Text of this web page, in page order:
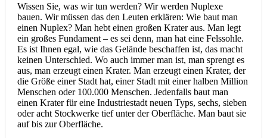
Wissen Sie, was wir tun werden? Wir werden Nuplexe
bauen. Wir müssen das den Leuten erklären: Wie baut man
einen Nuplex? Man hebt einen großen Krater aus. Man legt
ein großes Fundament – es sei denn, man hat eine Felssohle.
Es ist Ihnen egal, wie das Gelände beschaffen ist, das macht
keinen Unterschied. Wo auch immer man ist, man sprengt es
aus, man erzeugt einen Krater. Man erzeugt einen Krater, der
die Größe einer Stadt hat, einer Stadt mit einer halben Million
Menschen oder 100.000 Menschen. Jedenfalls baut man
einen Krater für eine Industriestadt neuen Typs, sechs, sieben
oder acht Stockwerke tief unter der Oberfläche. Man baut sie
auf bis zur Oberfläche.